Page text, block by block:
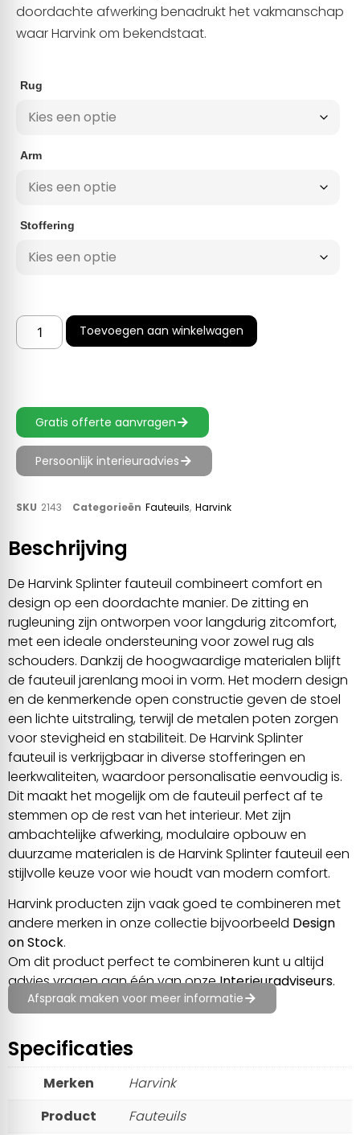
doordachte afwerking benadrukt het vakmanschap
waar Harvink om bekendstaat.
Rug
Arm
Stoffering
Toevoegen aan winkelwagen
Gratis offerte aanvragen
Persoonlijk interieuradvies
SKU 2143 Categorieën Fauteuils, Harvink
Beschrijving
De Harvink Splinter fauteuil combineert comfort en
design op een doordachte manier. De zitting en
rugleuning zijn ontworpen voor langdurig zitcomfort,
met een ideale ondersteuning voor zowel rug als
schouders. Dankzij de hoogwaardige materialen blijft
de fauteuil jarenlang mooi in vorm. Het modern design
en de kenmerkende open constructie geven de stoel
een lichte uitstraling, terwijl de metalen poten zorgen
voor stevigheid en stabiliteit. De Harvink Splinter
fauteuil is verkrijgbaar in diverse stofferingen en
leerkwaliteiten, waardoor personalisatie eenvoudig is.
Dit maakt het mogelijk om de fauteuil perfect af te
stemmen op de rest van het interieur. Met zijn
ambachtelijke afwerking, modulaire opbouw en
duurzame materialen is de Harvink Splinter fauteuil een
stijlvolle keuze voor wie houdt van modern comfort.
Harvink producten zijn vaak goed te combineren met
andere merken in onze collectie bijvoorbeeld Design
on Stock.
Om dit product perfect te combineren kunt u altijd
advies vragen aan één van onzeInterieuradviseurs.
Afspraak maken voor meer informatie
Specificaties
Merken
Harvink
Product
Fauteuils